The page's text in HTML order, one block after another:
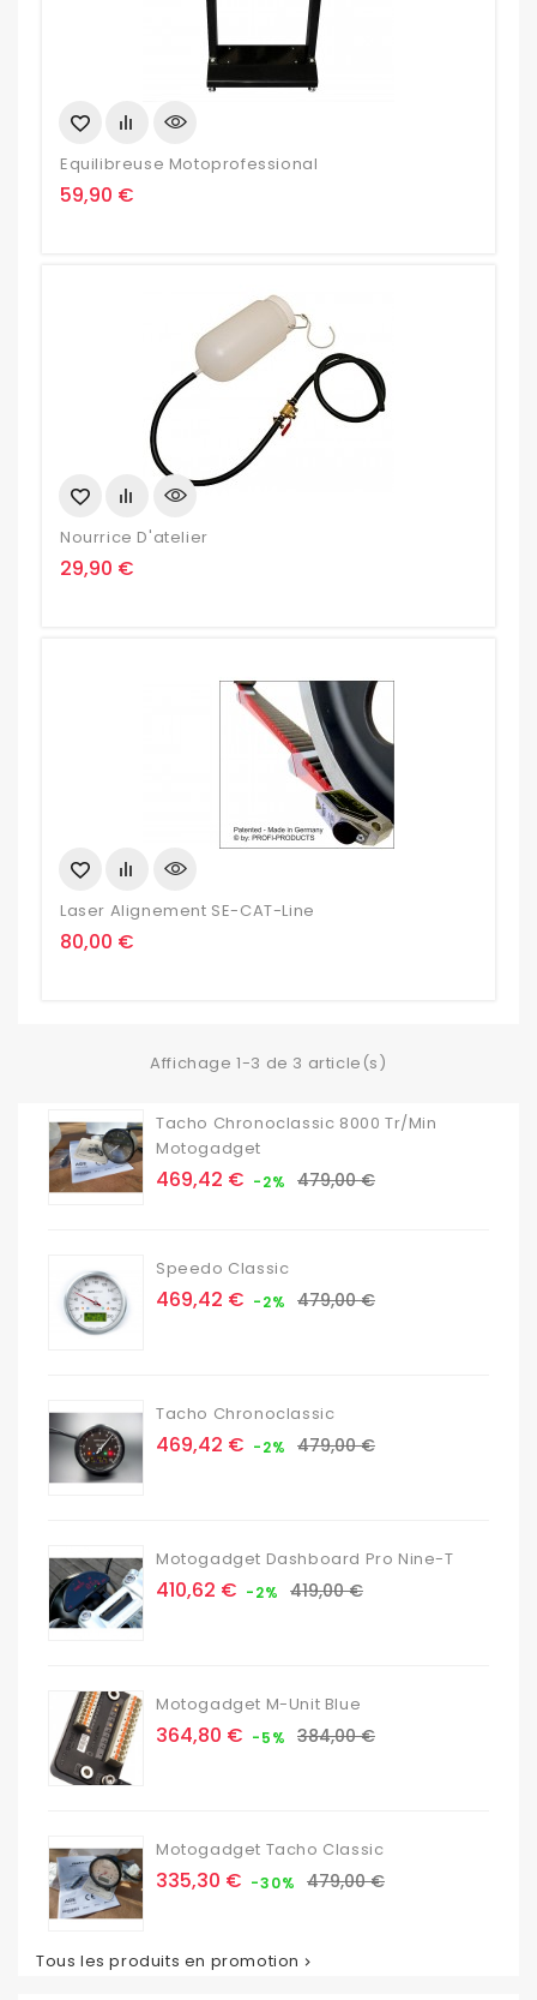
Equilibreuse Motoprofessional
Prix
59,90 €
Nourrice D'atelier
Prix
29,90 €
Laser Alignement SE-CAT-Line
Prix
80,00 €
Affichage 1-3 de 3 article(s)
Tacho Chronoclassic 8000 Tr/min
Motogadget
Prix
469,42 € -2% Prix
479,00 €
Speedo Classic
Prix
469,42 € -2% Prix
479,00 €
Tacho Chronoclassic
Prix
469,42 € -2% Prix
479,00 €
Motogadget Dashboard Pro Nine-T
Prix
410,62 € -2% Prix
419,00 €
Motogadget M-Unit Blue
Prix
364,80 € -5% Prix
384,00 €
Motogadget Tacho Classic
Prix
335,30 € -30% Prix
479,00 €
Tous les produits en promotion 